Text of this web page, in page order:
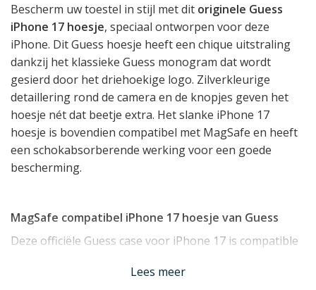
Bescherm uw toestel in stijl met dit originele Guess
iPhone 17 hoesje, speciaal ontworpen voor deze
iPhone. Dit Guess hoesje heeft een chique uitstraling
dankzij het klassieke Guess monogram dat wordt
gesierd door het driehoekige logo. Zilverkleurige
detaillering rond de camera en de knopjes geven het
hoesje nét dat beetje extra. Het slanke iPhone 17
hoesje is bovendien compatibel met MagSafe en heeft
een schokabsorberende werking voor een goede
bescherming.
MagSafe compatibel iPhone 17 hoesje van Guess
Deze officiële Guess case voor iPhone 17 is compatible
magnetische ring die nodig is om
Lees meer